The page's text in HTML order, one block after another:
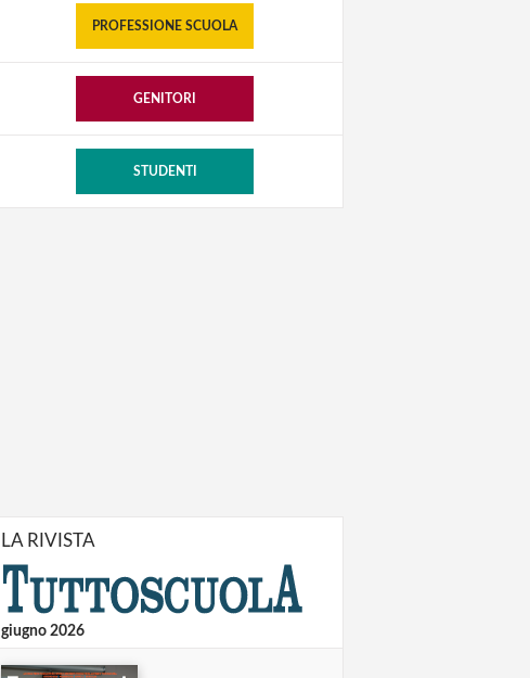
PROFESSIONE SCUOLA
GENITORI
STUDENTI
LA RIVISTA
giugno 2026